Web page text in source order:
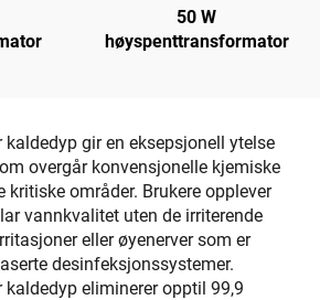
50 W
høyspenttransformator
kaldedyp gir en eksepsjonell ytelse
overgår konvensjonelle kjemiske
kritiske områder. Brukere opplever
vannkvalitet uten de irriterende
eller øyenerver som er
desinfeksjonssystemer.
kaldedyp eliminerer opptil 99,9